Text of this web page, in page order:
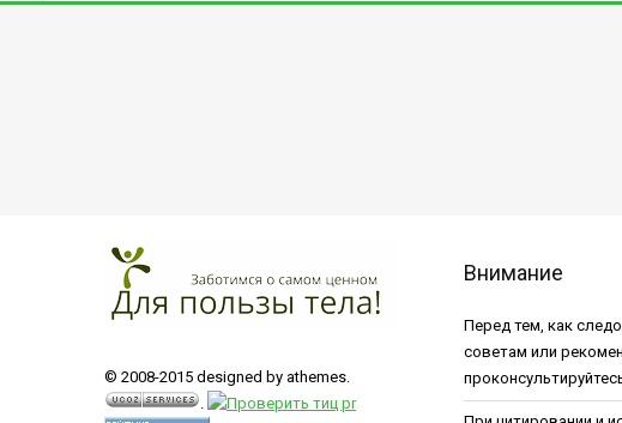
© 2008-2015 designed by athemes.
.
Внимание
Перед тем, как
советам или